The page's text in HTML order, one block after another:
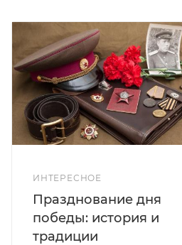
ИНТЕРЕСНОЕ
Празднование дня
победы: история и
традиции